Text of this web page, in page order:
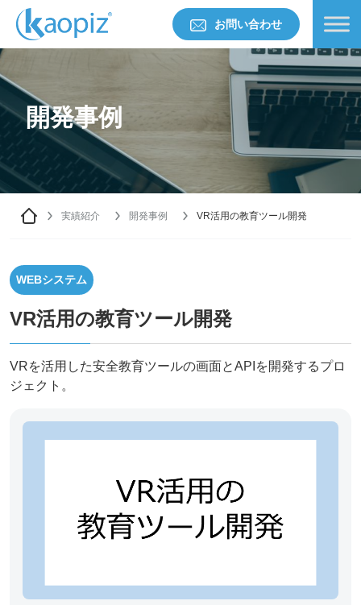
お問い合わせ
開発事例
実績紹介 開発事例 VR活用の教育ツール開発
WEBシステム
VR活用の教育ツール開発
VRを活用した安全教育ツールの画面とAPIを開発するプロ
ジェクト。